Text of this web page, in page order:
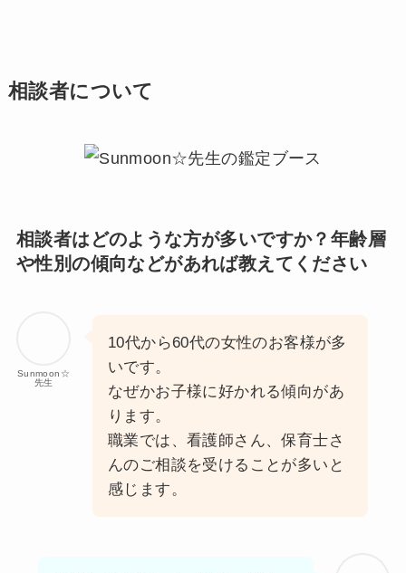
相談者について
相談者はどのような方が多いですか？年齢層
や性別の傾向などがあれば教えてください
Sunmoon☆
先生
10代から60代の女性のお客様が多
いです。
なぜかお子様に好かれる傾向があ
ります。
職業では、看護師さん、保育士さ
んのご相談を受けることが多いと
感じます。